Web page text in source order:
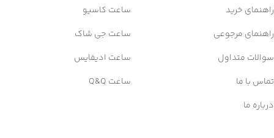
راهنمای خرید
راهنمای مرجوعی
سوالات متداول
تماس با ما
درباره ما
ساعت کاسیو
ساعت جی شاک
ساعت ادیفایس
ساعت Q&Q